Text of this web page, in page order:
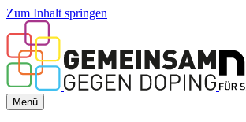
Zum Inhalt springen
Menü